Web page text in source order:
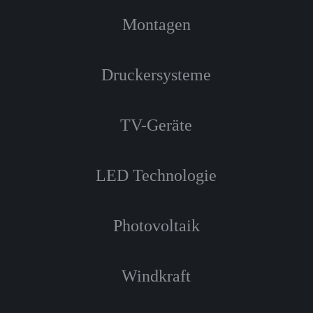
Montagen
Druckersysteme
TV-Geräte
LED Technologie
Photovoltaik
Windkraft